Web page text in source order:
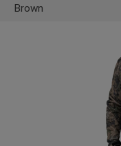
Kläder & skor
Brown